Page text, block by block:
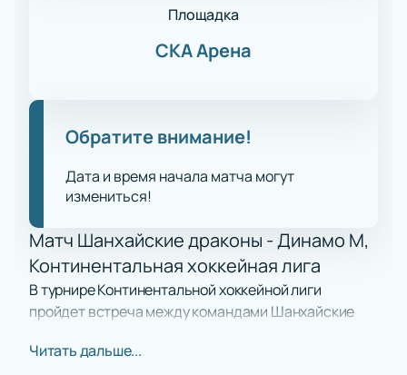
Площадка
СКА Арена
Обратите внимание!
Дата и время начала матча могут
измениться!
Матч Шанхайские драконы - Динамо М,
Континентальная хоккейная лига
В турнире Континентальной хоккейной лиги
пройдет встреча между командами Шанхайские
внимание поклонников хоккея по всей России.
Читать дальше...